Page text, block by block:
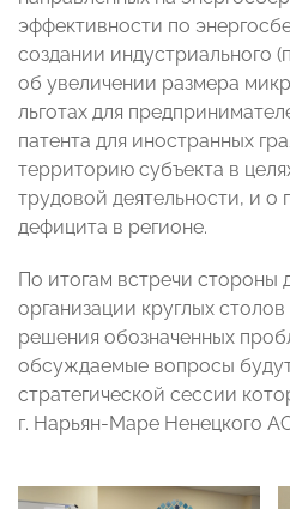
эффективности по
создании индустриального
об увеличении размера
льготах для
патента для иностранных
территорию субъекта в
трудовой деятельности, и о
дефицита в регионе.
По итогам встречи стороны
организации круглых
решения обозначенных
обсуждаемые вопросы
стратегической сессии
г. Нарьян-Маре Ненецкого